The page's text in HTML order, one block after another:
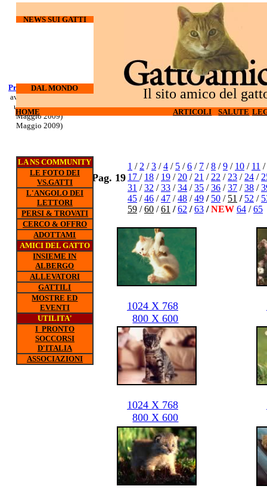
1 / 2 /3 /4 / 5 /6 / 7 /8 /9 / 10 / 11 /
17 / 18 / 19 / 20 / 21 / 22 / 23 / 24 /
31 /32 /33 /34 /35 /36 /37 /38 /
45 /46 /47 /48 / 49 / 50 / 51 / 52 /
59 / 60 / 61 / 62 / 63 /NEW 64 /65
HOME ARTICOLI SALUTE
Il sito amico del
DAL MONDO
NEWS SUI GATTI
HOME ARTICOLI SALUTE
LA NS COMMUNITY
LE FOTO DEI
VS.GATTI
L'ANGOLO DEI
LETTORI
PERSI & TROVATI
CERCO & OFFRO
ADOTTAMI
AMICI DEL GATTO
INSIEME IN
ALBERGO
ALLEVATORI
GATTILI
MOSTRE ED
EVENTI
UTILITA'
I PRONTO
SOCCORSI
D'ITALIA
ASSOCIAZIONI
Pag. 19
1024 X 768
800 X 600
1024 X 768
800 X 600
Corso di
sopravvivenza
per gatti d'
appartamento (5
Maggio 2009)
Processo Docherty
aveva torturato ed
ucciso 3 gatti (6
Maggio 2009)